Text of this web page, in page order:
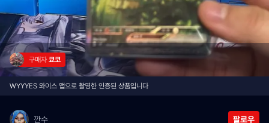
구매자 쿄코
WYYYES 와이스 앱으로 촬영한 인증된 상품입니다
깐수 팔로우